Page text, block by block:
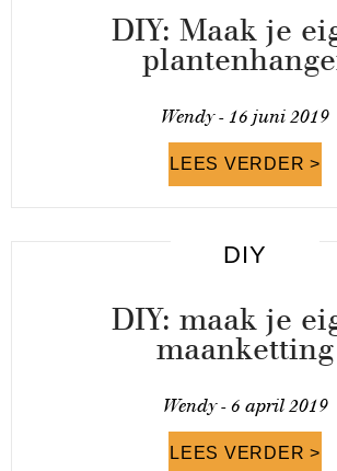
DIY: Maak je
Wendy - 16 juni 2019
LEES VERDER >
DIY
DIY: maak je
maanketting
Wendy - 6 april 2019
LEES VERDER >